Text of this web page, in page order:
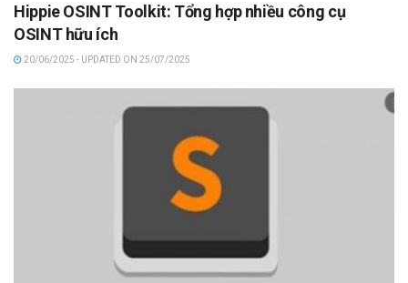
Hippie OSINT Toolkit: Tổng hợp nhiều công cụ
OSINT hữu ích
20/06/2025 - UPDATED ON 25/07/2025